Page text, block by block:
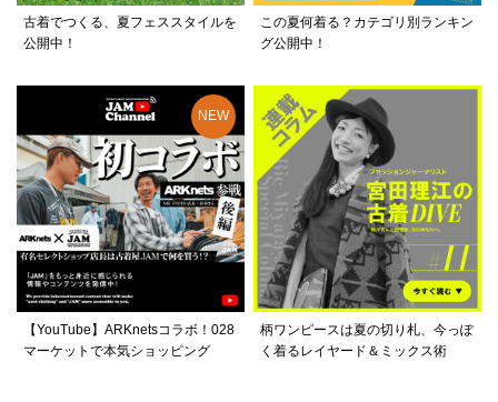
古着でつくる、夏フェススタイルを
公開中！
この夏何着る？カテゴリ別ランキン
グ公開中！
【YouTube】ARKnetsコラボ！028
マーケットで本気ショッピング
柄ワンピースは夏の切り札、今っぽ
く着るレイヤード＆ミックス術